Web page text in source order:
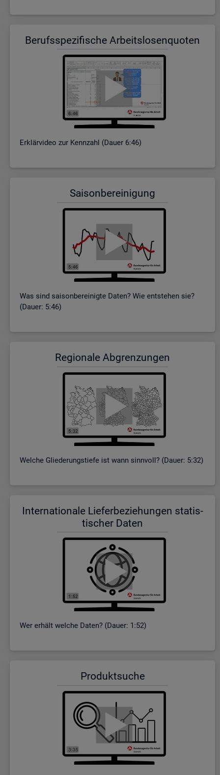
Be­rufs­spe­zi­fi­sche Ar­beits­lo­sen­quo­ten
Er­klär­vi­deo zur Kenn­zahl (Dauer 6:46)
Sai­son­be­rei­ni­gung
Was sind sai­son­be­rei­nig­te Daten? Wie ent­ste­hen sie?
(Dauer: 5:46)
Re­gio­na­le Ab­gren­zun­gen
Wel­che Glie­de­rungs­tie­fe ist wann sinn­voll? (Dauer: 5:32)
In­ter­na­tio­na­le Lie­fer­be­zie­hun­gen sta­tis­
ti­scher Daten
Wer er­hält wel­che Daten? (Dauer: 1:52)
Pro­dukt­su­che